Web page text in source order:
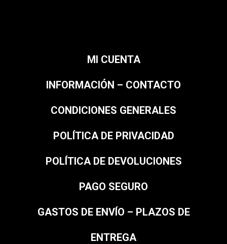
MI CUENTA
INFORMACIÓN – CONTACTO
CONDICIONES GENERALES
POLÍTICA DE PRIVACIDAD
POLÍTICA DE DEVOLUCIONES
PAGO SEGURO
GASTOS DE ENVÍO – PLAZOS DE
ENTREGA